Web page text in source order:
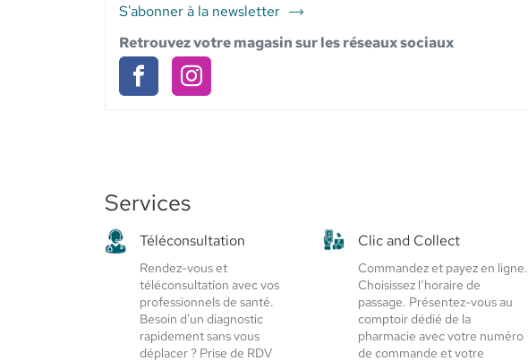
S'abonner à la newsletter
du
point
de
vente
PHARMACIE
Retrouvez votre magasin sur les réseaux sociaux
PHARMACIE
Elsie
Santé
PHARMACIE
Elsie
Santé
Services
Téléconsultation
Rendez-vous et
téléconsultation avec vos
professionnels de santé.
Besoin d'un diagnostic
rapidement sans vous
déplacer ? Prise de RDV
Clic and Collect
Commandez et payez en ligne.
Choisissez l’horaire de
passage. Présentez-vous au
comptoir dédié de la
pharmacie avec votre numéro
de commande et votre